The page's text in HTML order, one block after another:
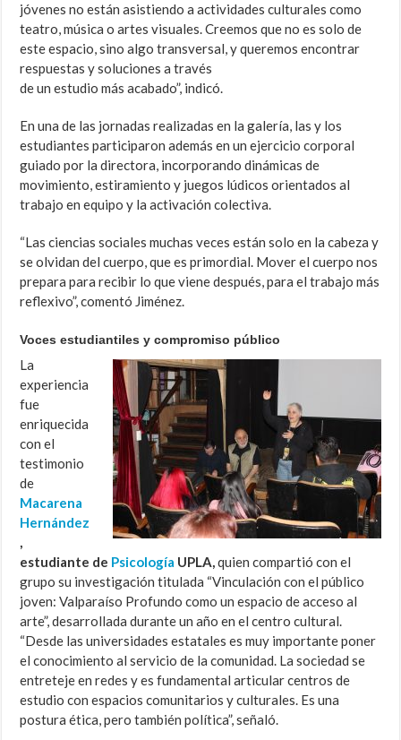
jóvenes no están asistiendo a actividades culturales como
teatro, música o artes visuales. Creemos que no es solo de
este espacio, sino algo transversal, y queremos encontrar
respuestas y soluciones a través
de un estudio más acabado”, indicó.
En una de las jornadas realizadas en la galería, las y los
estudiantes participaron además en un ejercicio corporal
guiado por la directora, incorporando dinámicas de
movimiento, estiramiento y juegos lúdicos orientados al
trabajo en equipo y la activación colectiva.
“Las ciencias sociales muchas veces están solo en la cabeza y
se olvidan del cuerpo, que es primordial. Mover el cuerpo nos
prepara para recibir lo que viene después, para el trabajo más
reflexivo”, comentó Jiménez.
Voces estudiantiles y compromiso público
La
experiencia
fue
enriquecida
con el
testimonio
de
Macarena
Hernández
,
estudiante de Psicología UPLA,quien compartió con el
grupo su investigación titulada “Vinculación con el público
joven: Valparaíso Profundo como un espacio de acceso al
arte”, desarrollada durante un año en el centro cultural.
“Desde las universidades estatales es muy importante poner
el conocimiento al servicio de la comunidad. La sociedad se
entreteje en redes y es fundamental articular centros de
estudio con espacios comunitarios y culturales. Es una
postura ética, pero también política”, señaló.